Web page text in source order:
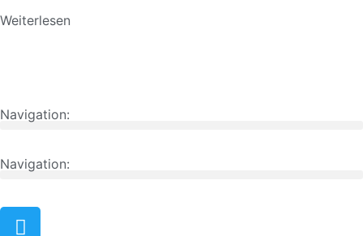
Weiterlesen
Navigation:
Navigation: